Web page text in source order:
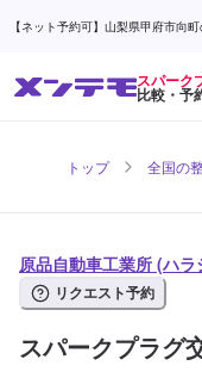
【ネット予約可】山梨県甲府市向
スパーク
比較・予
トップ 全国の
原品自動車工業所 (ハ
リクエスト予約
スパークプラグ